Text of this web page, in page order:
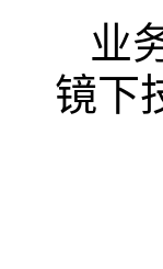
业
镜下